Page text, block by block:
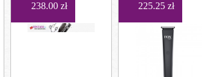
238.00 zł 225.25 zł